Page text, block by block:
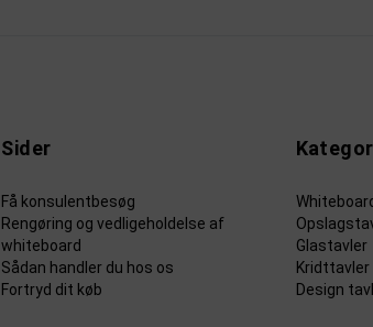
Sider
Få konsulentbesøg
Rengøring og vedligeholdelse af
whiteboard
Sådan handler du hos os
Fortryd dit køb
Glastavler
Kridttavler
Design